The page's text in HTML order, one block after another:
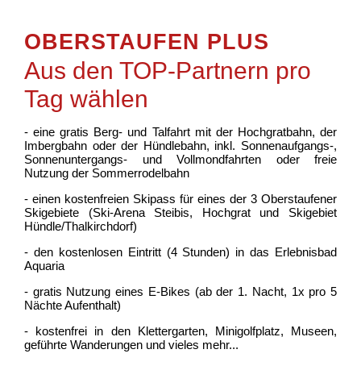
OBERSTAUFEN PLUS
Aus den TOP-Partnern pro
Tag wählen
- eine gratis Berg- und Talfahrt mit der Hochgratbahn, der
Imbergbahn oder der Hündlebahn, inkl. Sonnenaufgangs-,
Sonnenuntergangs- und Vollmondfahrten oder freie
Nutzung der Sommerrodelbahn
- einen kostenfreien Skipass für eines der 3 Oberstaufener
Skigebiete (Ski-Arena Steibis, Hochgrat und Skigebiet
Hündle/Thalkirchdorf)
- den kostenlosen Eintritt (4 Stunden) in das Erlebnisbad
Aquaria
- gratis Nutzung eines E-Bikes (ab der 1. Nacht, 1x pro 5
Nächte Aufenthalt)
- kostenfrei in den Klettergarten, Minigolfplatz, Museen,
geführte Wanderungen und vieles mehr...